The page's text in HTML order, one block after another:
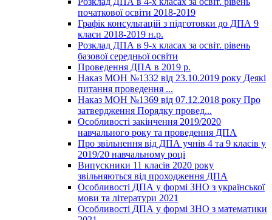
початкової освіти 2018-2019
Графік консультацій з підготовки до ДПА 9
класи 2018-2019 н.р.
Розклад ДПА в 9-х класах за освіт. рівень
базової середньої освіти
Проведення ДПА в 2019 р.
Наказ МОН №1332 від 23.10.2019 року Деякі
питання проведення ...
Наказ МОН №1369 від 07.12.2018 року Про
затвердження Порядку провед...
Особливості закінчення 2019/2020
навчального року та проведення ДПА
Про звільнення від ДПА учнів 4 та 9 класів у
2019/20 навчальному році
Випускники 11 класів 2020 року
звільняються від проходження ДПА
Особливості ДПА у формі ЗНО з української
мови та літератури 2021
Особливості ДПА у формі ЗНО з математики